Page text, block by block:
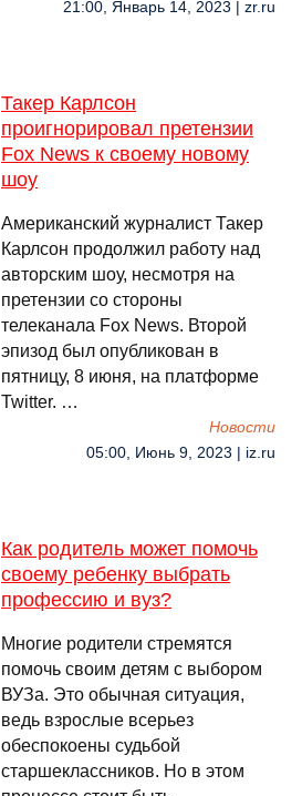
21:00, Январь 14, 2023 | zr.ru
Такер Карлсон
проигнорировал претензии
Fox News к своему новому
шоу
Американский журналист Такер
Карлсон продолжил работу над
авторским шоу, несмотря на
претензии со стороны
телеканала Fox News. Второй
эпизод был опубликован в
пятницу, 8 июня, на платформе
Twitter. …
Новости
05:00, Июнь 9, 2023 | iz.ru
Как родитель может помочь
своему ребенку выбрать
профессию и вуз?
Многие родители стремятся
помочь своим детям с выбором
ВУЗа. Это обычная ситуация,
ведь взрослые всерьез
обеспокоены судьбой
старшеклассников. Но в этом